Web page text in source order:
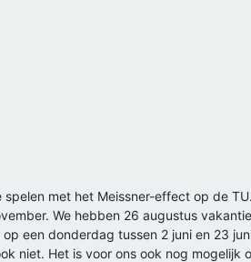
met het Meissner-effect op de
We hebben 26 augustus
een donderdag tussen 2 juni en 23
niet. Het is voor ons ook nog